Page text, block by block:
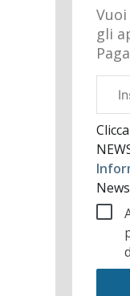
gli